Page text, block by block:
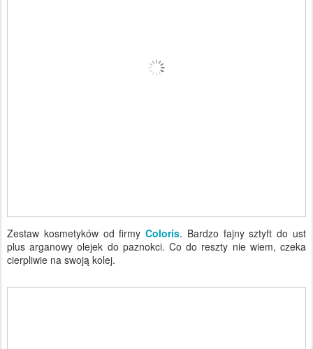
Zestaw kosmetyków od firmyColoris. Bardzo fajny sztyft do ust
plus arganowy olejek do paznokci. Co do reszty nie wiem, czeka
cierpliwie na swoją kolej.